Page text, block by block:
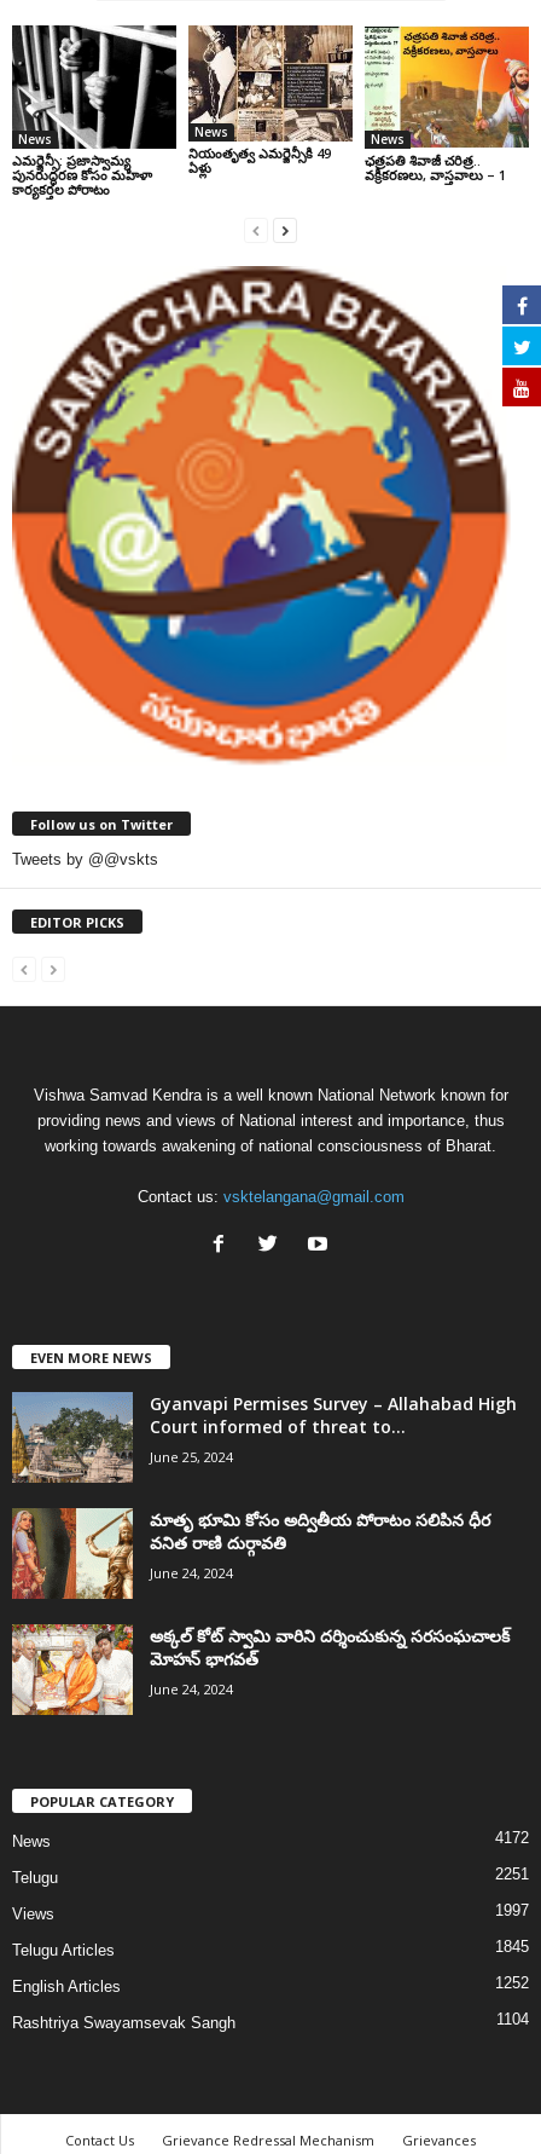
News
ఎమర్జెన్సీ: ప్రజాస్వామ్య
పునరుద్ధరణ కోసం మహిళా
కార్యకర్తల పోరాటం
News
నియంతృత్వ ఎమర్జెన్సీకి 49
ఏళ్లు
News
ఛ‌త్ర‌ప‌తి శివాజీ చరిత్ర‌..
వ‌క్రీక‌ర‌ణ‌లు, వాస్త‌వాలు – 1
Follow us on Twitter
Tweets by @@vskts
EDITOR PICKS
Vishwa Samvad Kendra is a well known National Network known for
providing news and views of National interest and importance, thus
working towards awakening of national consciousness of Bharat.
Contact us: vsktelangana@gmail.com
EVEN MORE NEWS
Gyanvapi Permises Survey – Allahabad High
Court informed of threat to...
June 25, 2024
మాతృ భూమి కోసం అద్వితీయ పోరాటం సలిపిన ధీర
వనిత రాణి దుర్గావతి
June 24, 2024
అక్కల్‌ కోట్‌ స్వామి వారిని దర్శించుకున్న సరసంఘచాలక్
మోహన్ భాగవత్
June 24, 2024
POPULAR CATEGORY
News 4172
Telugu 2251
Views 1997
Telugu Articles 1845
English Articles 1252
Rashtriya Swayamsevak Sangh 1104
Contact Us Grievance Redressal Mechanism Grievances